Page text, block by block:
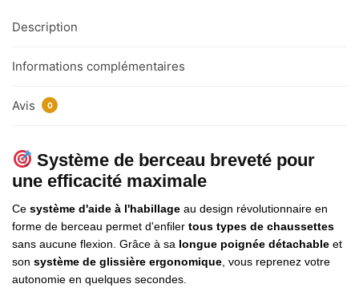
Description
Informations complémentaires
Avis 0
Système de berceau breveté pour
une efficacité maximale
Ce système d'aide à l'habillage au design révolutionnaire en
forme de berceau permet d'enfiler tous types de chaussettes
sans aucune flexion. Grâce à sa longue poignée détachable et
son système de glissière ergonomique , vous reprenez votre
autonomie en quelques secondes.